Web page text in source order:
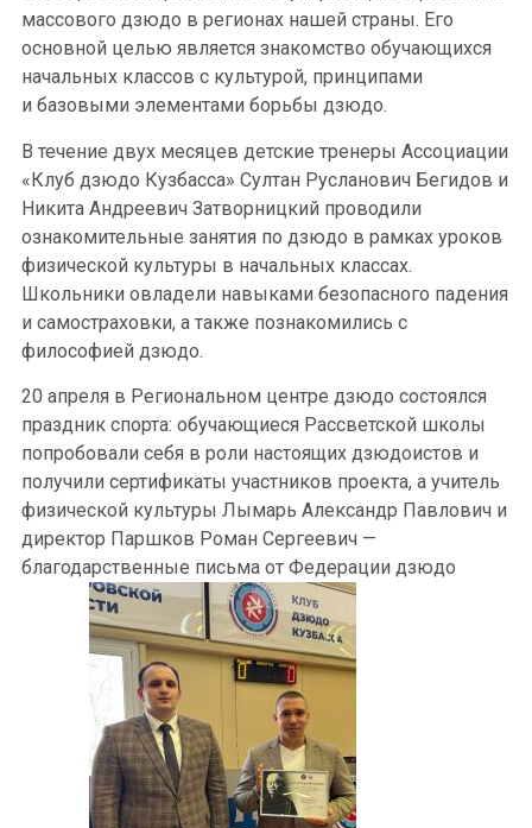
массового дзюдо в регионах нашей страны. Его
основной целью является знакомство обучающихся
начальных классов с культурой, принципами
и базовыми элементами борьбы дзюдо.
В течение двух месяцев детские тренеры Ассоциации
«Клуб дзюдо Кузбасса» Султан Русланович Бегидов и
Никита Андреевич Затворницкий проводили
ознакомительные занятия по дзюдо в рамках уроков
физической культуры в начальных классах.
Школьники овладели навыками безопасного падения
и самостраховки, а также познакомились с
философией дзюдо.
20 апреля в Региональном центре дзюдо состоялся
праздник спорта: обучающиеся Рассветской школы
попробовали себя в роли настоящих дзюдоистов и
получили сертификаты участников проекта, а учитель
физической культуры Лымарь Александр Павлович и
директор Паршков Роман Сергеевич —
благодарственные письма от Федерации дзюдо